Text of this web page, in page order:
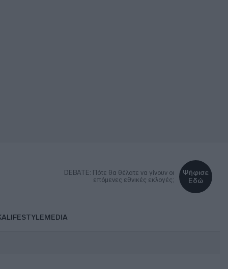
DEBATE: Πότε θα θέλατε να γίνουν οι
επόμενες εθνικές εκλογές;
Ψήφισε
Εδώ
LIFESTYLEMEDIA